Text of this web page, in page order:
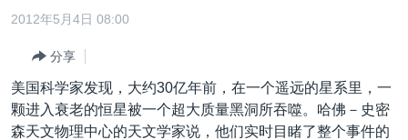
转
容
跳
转
港澳
国际
最新国际新闻
分类新闻
2012年5月4日 08:00
分享
美国科学家发现，大约30亿年前，在一个遥远的星系里，一
颗进入衰老的恒星被一个超大质量黑洞所吞噬。哈佛－史密
森天文物理中心的天文学家说，他们实时目睹了整个事件的